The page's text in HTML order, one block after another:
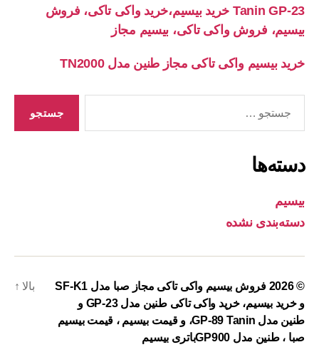
Tanin GP-23 خرید بیسیم،خرید واکی تاکی، فروش
بیسیم، فروش واکی تاکی، بیسیم مجاز
خرید بیسیم واکی تاکی مجاز طنین مدل TN2000
دسته‌ها
بیسیم
دسته‌بندی نشده
© 2026
فروش بیسیم واکی تاکی مجاز صبا مدل SF-K1
و خرید بیسیم، خرید واکی تاکی طنین مدل GP-23 و
طنین مدل GP-89 Tanin، و قیمت بیسیم ، قیمت بیسیم
صبا ، طنین مدل GP900باتری بیسیم
بالا ↑